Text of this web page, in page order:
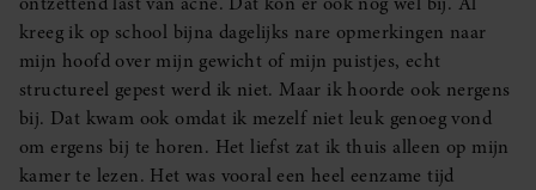
kreeg ik op school bijna dagelijks nare opmerkingen naar
mijn hoofd over mijn gewicht of mijn puistjes, echt
structureel gepest werd ik niet. Maar ik hoorde ook nergens
bij. Dat kwam ook omdat ik mezelf niet leuk genoeg vond
om ergens bij te horen. Het liefst zat ik thuis alleen op mijn
kamer te lezen. Het was vooral een heel eenzame tijd